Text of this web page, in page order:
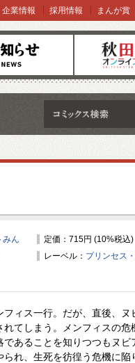
オンラインショ
企業情報 採用情報 まんが賞
みん
定価：715円 (10%税込)
レーベル： プリンセス
ィス一行。だが、直後、ヌ
れてしまう。メンフィスの危
あることを知りつつもヌビ
られ、生死を彷徨う危機に